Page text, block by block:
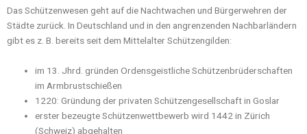
Das Schützenwesen geht auf die Nachtwachen und Bürgerwehren der
Städte zurück. In Deutschland und in den angrenzenden Nachbarländern
gibt es z. B. bereits seit dem Mittelalter Schützengilden:
im 13. Jhrd. gründen Ordensgeistliche Schützenbrüderschaften
im Armbrustschießen
1220: Gründung der privaten Schützengesellschaft in Goslar
erster bezeugte Schützenwettbewerb wird 1442 in Zürich
(Schweiz) abgehalten